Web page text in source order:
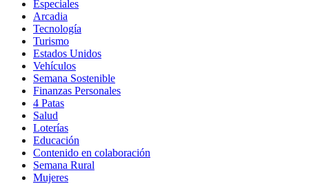
Especiales
Arcadia
Tecnología
Turismo
Estados Unidos
Vehículos
Semana Sostenible
Finanzas Personales
4 Patas
Salud
Loterías
Educación
Contenido en colaboración
Semana Rural
Mujeres